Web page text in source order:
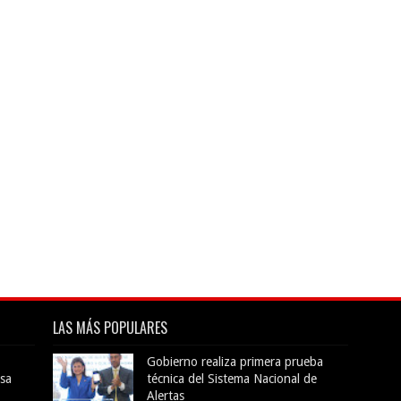
LAS MÁS POPULARES
Gobierno realiza primera prueba
técnica del Sistema Nacional de
Alertas